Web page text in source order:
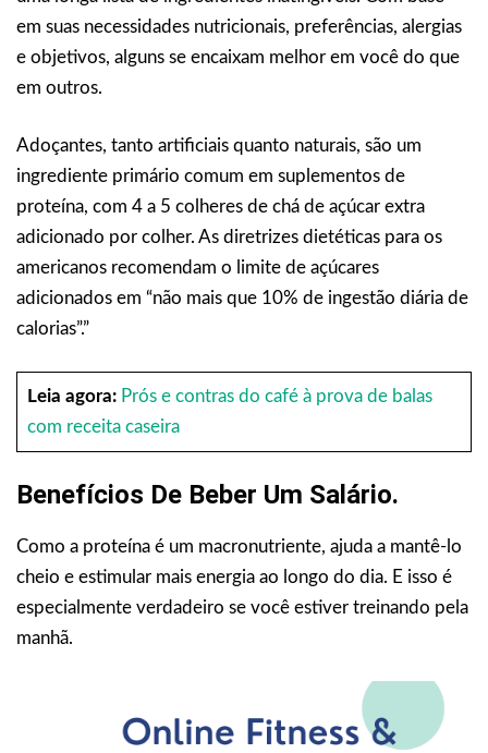
em suas necessidades nutricionais, preferências, alergias
e objetivos, alguns se encaixam melhor em você do que
em outros.
Adoçantes, tanto artificiais quanto naturais, são um
ingrediente primário comum em suplementos de
proteína, com 4 a 5 colheres de chá de açúcar extra
adicionado por colher. As diretrizes dietéticas para os
americanos recomendam o limite de açúcares
adicionados em “não mais que 10% de ingestão diária de
calorias”.”
Leia agora: Prós e contras do café à prova de balas
com receita caseira
Benefícios De Beber Um Salário.
Como a proteína é um macronutriente, ajuda a mantê-lo
cheio e estimular mais energia ao longo do dia. E isso é
especialmente verdadeiro se você estiver treinando pela
manhã.